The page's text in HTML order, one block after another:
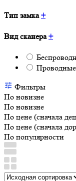
Тип замка+
Вид сканера+
Фильтры
По новизне
По новизне
По цене (сначала
По цене (сначала
По популярности